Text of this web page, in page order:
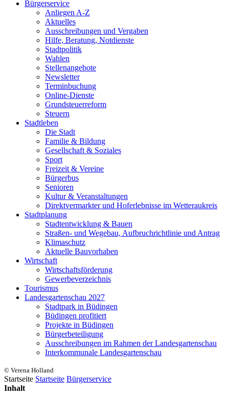
Bürgerservice
Anliegen A-Z
Aktuelles
Ausschreibungen und Vergaben
Hilfe, Beratung, Notdienste
Stadtpolitik
Wahlen
Stellenangebote
Newsletter
Terminbuchung
Online-Dienste
Grundsteuerreform
Steuern
Stadtleben
Die Stadt
Familie & Bildung
Gesellschaft & Soziales
Sport
Freizeit & Vereine
Bürgerbus
Senioren
Kultur & Veranstaltungen
Direktvermarkter und Hoferlebnisse im Wetteraukreis
Stadtplanung
Stadtentwicklung & Bauen
Straßen- und Wegebau, Aufbruchrichtlinie und Antrag
Klimaschutz
Aktuelle Bauvorhaben
Wirtschaft
Wirtschaftsförderung
Gewerbeverzeichnis
Tourismus
Landesgartenschau 2027
Stadtpark in Büdingen
Büdingen profitiert
Projekte in Büdingen
Bürgerbeteiligung
Ausschreibungen im Rahmen der Landesgartenschau
Interkommunale Landesgartenschau
© Verena Holland
Startseite Startseite Bürgerservice
Inhalt